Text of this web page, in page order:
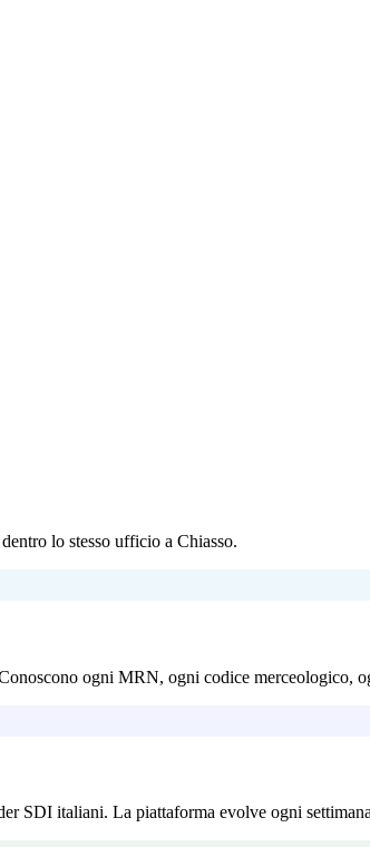
lo stesso ufficio a Chiasso.
ogni MRN, ogni codice merceologico,
SDI italiani. La piattaforma evolve ogni